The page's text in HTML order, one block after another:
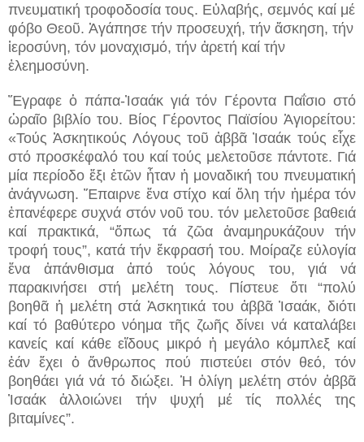
πνευματική τροφοδοσία τους. Εὐλαβής, σεμνός καί μέ
φόβο Θεοῦ. Ἀγάπησε τήν προσευχή, τήν ἄσκηση, τήν
ἱεροσύνη, τόν μοναχισμό, τήν ἀρετή καί τήν
ἐλεημοσύνη.
Ἔγραφε ὁ πάπα-Ἰσαάκ γιά τόν Γέροντα Παΐσιο στό
ὡραῖο βιβλίο του. Βίος Γέροντος Παϊσίου Ἁγιορείτου:
«Τούς Ἀσκητικούς Λόγους τοῦ ἀββᾶ Ἰσαάκ τούς εἶχε
στό προσκέφαλό του καί τούς μελετοῦσε πάντοτε. Γιά
μία περίοδο ἔξι ἐτῶν ἦταν ἡ μοναδική του πνευματική
ἀνάγνωση. Ἔπαιρνε ἕνα στίχο καί ὅλη τήν ἡμέρα τόν
ἐπανέφερε συχνά στόν νοῦ του. τόν μελετοῦσε βαθειά
καί πρακτικά, “ὅπως τά ζῶα ἀναμηρυκάζουν τήν
τροφή τους”, κατά τήν ἔκφρασή του. Μοίραζε εὐλογία
ἕνα ἀπάνθισμα ἀπό τούς λόγους του, γιά νά
παρακινήσει στή μελέτη τους. Πίστευε ὅτι “πολύ
βοηθᾶ ἡ μελέτη στά Ἀσκητικά του ἀββᾶ Ἰσαάκ, διότι
καί τό βαθύτερο νόημα τῆς ζωῆς δίνει νά καταλάβει
κανείς καί κάθε εἴδους μικρό ἡ μεγάλο κόμπλεξ καί
ἐάν ἔχει ὁ ἄνθρωπος πού πιστεύει στόν θεό, τόν
βοηθάει γιά νά τό διώξει. Ἡ ὀλίγη μελέτη στόν ἀββᾶ
Ἰσαάκ ἀλλοιώνει τήν ψυχή μέ τίς πολλές της
βιταμίνες”.